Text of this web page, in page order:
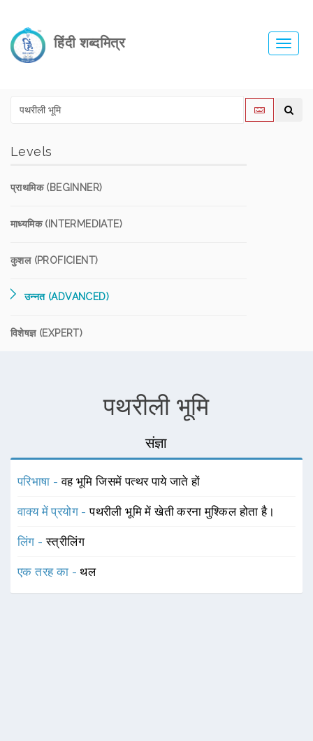
हिंदी शब्दमित्र
Levels
प्राथमिक (BEGINNER)
माध्यमिक (INTERMEDIATE)
कुशल (PROFICIENT)
उन्नत (ADVANCED)
विशेषज्ञ (EXPERT)
पथरीली भूमि
संज्ञा
परिभाषा -वह भूमि जिसमें पत्थर पाये जाते हों
वाक्य में प्रयोग -पथरीली भूमि में खेती करना मुश्किल होता है।
लिंग -स्त्रीलिंग
एक तरह का -थल